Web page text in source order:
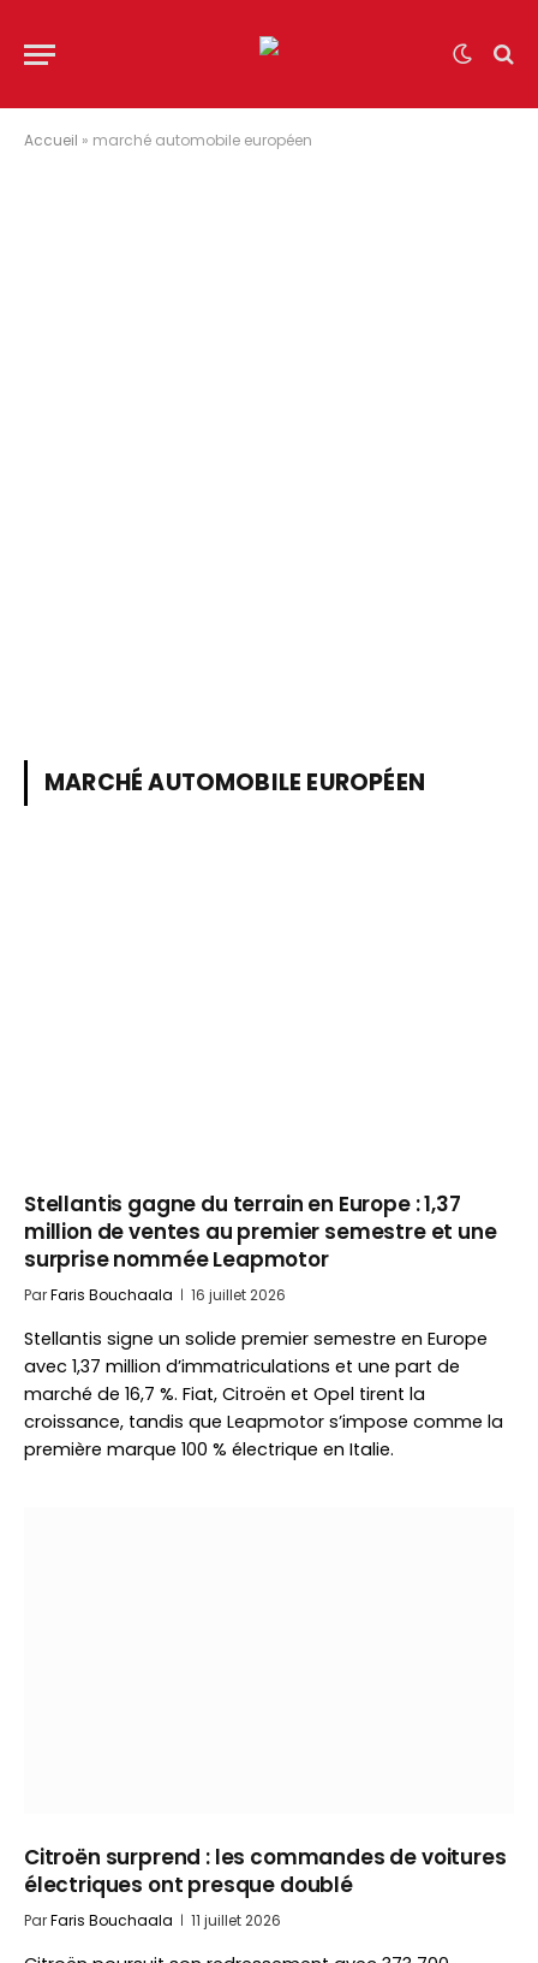
Accueil » marché automobile européen
MARCHÉ AUTOMOBILE EUROPÉEN
Stellantis gagne du terrain en Europe : 1,37
million de ventes au premier semestre et une
surprise nommée Leapmotor
ParFaris Bouchaala 16 juillet 2026
Stellantis signe un solide premier semestre en Europe
avec 1,37 million d’immatriculations et une part de
marché de 16,7 %. Fiat, Citroën et Opel tirent la
croissance, tandis que Leapmotor s’impose comme la
première marque 100 % électrique en Italie.
Citroën surprend : les commandes de voitures
électriques ont presque doublé
ParFaris Bouchaala 11 juillet 2026